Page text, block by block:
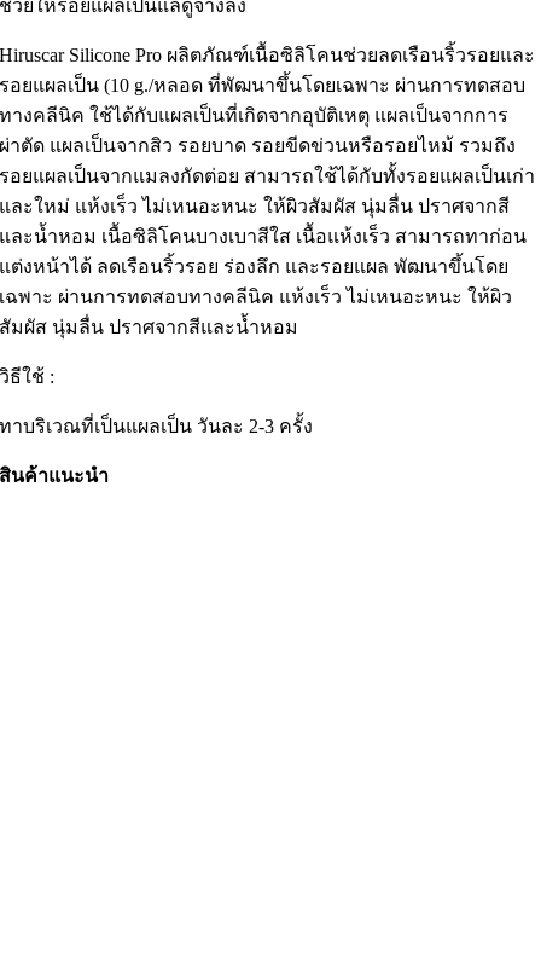
ช่วยให้รอยแผลเป็นแลดูจางลง
Hiruscar Silicone Pro ผลิตภัณฑ์เนื้อซิลิโคนช่วยลดเรือนริ้วรอยและ
รอยแผลเป็น (10 g./หลอด ที่พัฒนาขึ้นโดยเฉพาะ ผ่านการทดสอบ
ทางคลีนิค ใช้ได้กับแผลเป็นที่เกิดจากอุบัติเหตุ แผลเป็นจากการ
ผ่าตัด แผลเป็นจากสิว รอยบาด รอยขีดข่วนหรือรอยไหม้ รวมถึง
รอยแผลเป็นจากแมลงกัดต่อย สามารถใช้ได้กับทั้งรอยแผลเป็นเก่า
และใหม่ แห้งเร็ว ไม่เหนอะหนะ ให้ผิวสัมผัส นุ่มลื่น ปราศจากสี
และน้ำหอม เนื้อซิลิโคนบางเบาสีใส เนื้อแห้งเร็ว สามารถทาก่อน
แต่งหน้าได้ ลดเรือนริ้วรอย ร่องลึก และรอยแผล พัฒนาขึ้นโดย
เฉพาะ ผ่านการทดสอบทางคลีนิค แห้งเร็ว ไม่เหนอะหนะ ให้ผิว
สัมผัส นุ่มลื่น ปราศจากสีและน้ำหอม
วิธีใช้ :
ทาบริเวณที่เป็นแผลเป็น วันละ 2-3 ครั้ง
สินค้าแนะนำ